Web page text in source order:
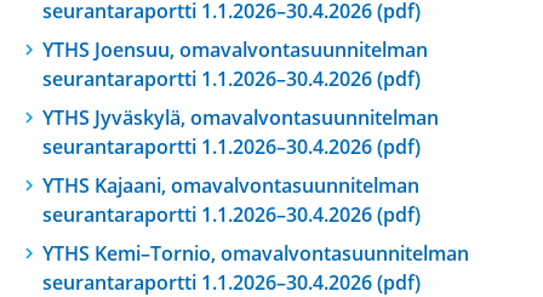
seurantaraportti 1.1.2026–30.4.2026 (pdf)
YTHS Joensuu, omavalvontasuunnitelman
seurantaraportti 1.1.2026–30.4.2026 (pdf)
YTHS Jyväskylä, omavalvontasuunnitelman
seurantaraportti 1.1.2026–30.4.2026 (pdf)
YTHS Kajaani, omavalvontasuunnitelman
seurantaraportti 1.1.2026–30.4.2026 (pdf)
YTHS Kemi–Tornio, omavalvontasuunnitelman
seurantaraportti 1.1.2026–30.4.2026 (pdf)